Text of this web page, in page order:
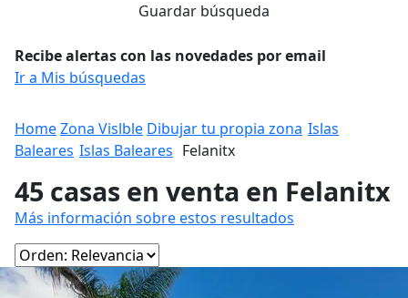
Guardar búsqueda
Recibe alertas con las novedades por email
Ir a Mis búsquedas
HomeZona Vislble Dibujar tu propia zona Islas
Baleares Islas Baleares Felanitx
45 casas en venta en Felanitx
Más información sobre estos resultados